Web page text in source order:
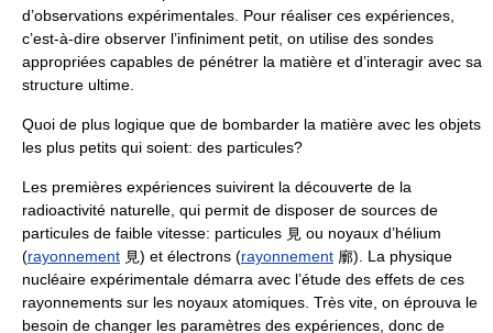
d’observations expérimentales. Pour réaliser ces expériences,
c’est-à-dire observer l’infiniment petit, on utilise des sondes
appropriées capables de pénétrer la matière et d’interagir avec sa
structure ultime.
Quoi de plus logique que de bombarder la matière avec les objets
les plus petits qui soient: des particules?
Les premières expériences suivirent la découverte de la
radioactivité naturelle, qui permit de disposer de sources de
particules de faible vitesse: particules 見 ou noyaux d’hélium
(rayonnement 見) et électrons (rayonnement 廓). La physique
nucléaire expérimentale démarra avec l’étude des effets de ces
rayonnements sur les noyaux atomiques. Très vite, on éprouva le
besoin de changer les paramètres des expériences, donc de